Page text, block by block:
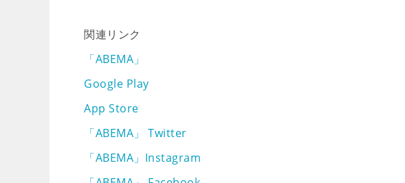
関連リンク
「ABEMA」
Google Play
App Store
「ABEMA」 Twitter
「ABEMA」Instagram